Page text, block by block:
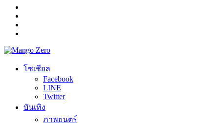
โซเชียล
Facebook
LINE
Twitter
บันเทิง
ภาพยนตร์